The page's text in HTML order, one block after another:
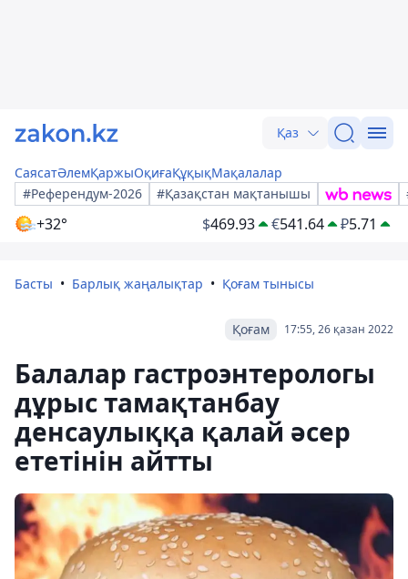
Қаз
СаясатӘлемҚаржыОқиғаҚұқықМақалалар
#Референдум-2026
#Қазақстан мақтанышы
+32° $469.93 €541.64 ₽5.71
Басты Барлық жаңалықтар Қоғам тынысы
17:55, 26 қазан 2022
Қоғам
Балалар гастроэнтерологы
дұрыс тамақтанбау
денсаулыққа қалай әсер
ететінін айтты